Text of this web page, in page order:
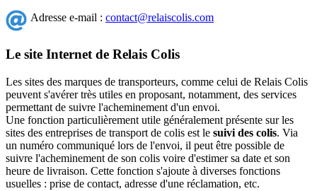
Adresse e-mail : contact@relaiscolis.com
Le site Internet de Relais Colis
Les sites des marques de transporteurs, comme celui de Relais Colis
peuvent s'avérer très utiles en proposant, notamment, des services
permettant de suivre l'acheminement d'un envoi.
Une fonction particulièrement utile généralement présente sur les
sites des entreprises de transport de colis est le suivi des colis. Via
un numéro communiqué lors de l'envoi, il peut être possible de
suivre l'acheminement de son colis voire d'estimer sa date et son
heure de livraison. Cette fonction s'ajoute à diverses fonctions
usuelles : prise de contact, adresse d'une réclamation, etc.